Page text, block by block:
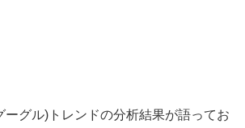
ーグル)トレンドの分析結果が語ってお